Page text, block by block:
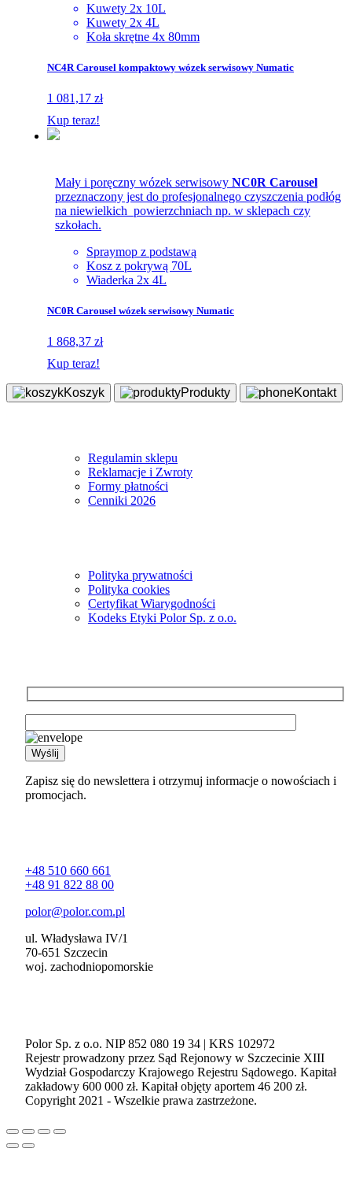
Kuwety 2x 10L
Kuwety 2x 4L
Koła skrętne 4x 80mm
NC4R Carousel kompaktowy wózek serwisowy Numatic
1 081,17 zł
Kup teraz!
Mały i poręczny wózek serwisowy NC0R Carousel
przeznaczony jest do profesjonalnego czyszczenia podłóg
na niewielkich powierzchniach np. w sklepach czy
szkołach.
Spraymop z podstawą
Kosz z pokrywą 70L
Wiaderka 2x 4L
NC0R Carousel wózek serwisowy Numatic
1 868,37 zł
Kup teraz!
Koszyk Produkty Kontakt
Regulamin sklepu
Reklamacje i Zwroty
Formy płatności
Cenniki 2026
Polityka prywatności
Polityka cookies
Certyfikat Wiarygodności
Kodeks Etyki Polor Sp. z o.o.
Zapisz się do newslettera i otrzymuj informacje o nowościach i
promocjach.
+48 510 660 661
+48 91 822 88 00
polor@polor.com.pl
ul. Władysława IV/1
70-651 Szczecin
woj. zachodniopomorskie
Polor Sp. z o.o. NIP 852 080 19 34 | KRS 102972
Rejestr prowadzony przez Sąd Rejonowy w Szczecinie XIII
Wydział Gospodarczy Krajowego Rejestru Sądowego. Kapitał
zakładowy 600 000 zł. Kapitał objęty aportem 46 200 zł.
Copyright 2021 - Wszelkie prawa zastrzeżone.